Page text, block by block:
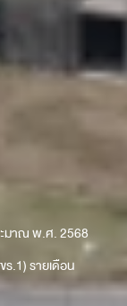
ะมาณ พ.ศ. 2568
.1) รายเดือน